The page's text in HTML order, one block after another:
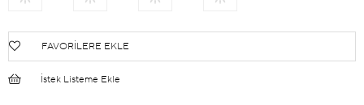
FAVORILERE EKLE
İstek Listeme Ekle